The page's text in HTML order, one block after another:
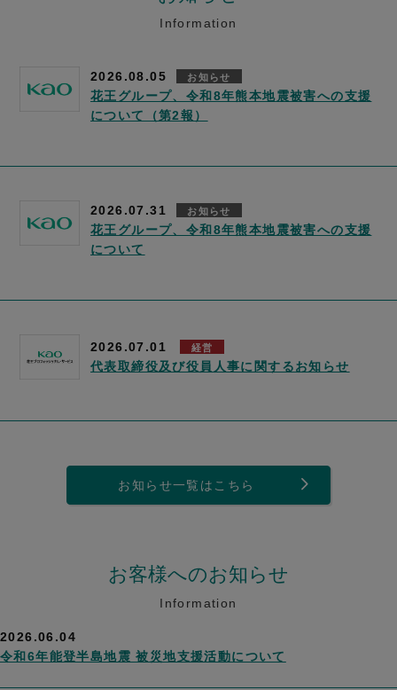
Information
2026.08.05 お知らせ
花王グループ、令和8年熊本地震被害への支援
について（第2報）
2026.07.31 お知らせ
花王グループ、令和8年熊本地震被害への支援
について
2026.07.01 経営
代表取締役及び役員人事に関するお知らせ
お知らせ一覧はこちら
お客様へのお知らせ
Information
2026.06.04
令和6年能登半島地震 被災地支援活動について